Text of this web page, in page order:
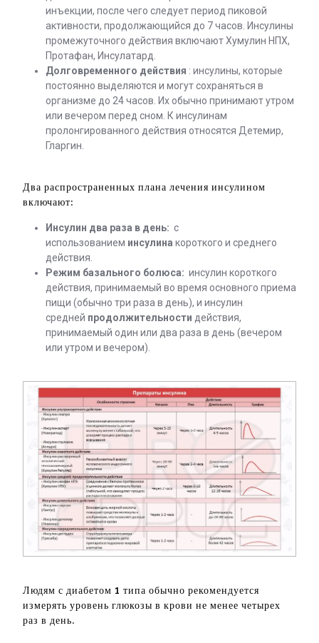
инъекции, после чего следует период пиковой
активности, продолжающийся до 7 часов. Инсулины
промежуточного действия включают Хумулин НПХ,
Протафан, Инсулатард.
Долговременного действия : инсулины, которые
постоянно выделяются и могут сохраняться в
организме до 24 часов. Их обычно принимают утром
или вечером перед сном. К инсулинам
пролонгированного действия относятся Детемир,
Гларгин.
Два распространенных плана лечения инсулином
включают:
Инсулин два раза в день: с
использованием инсулина короткого и среднего
действия.
Режим базального болюса: инсулин короткого
действия, принимаемый во время основного приема
пищи (обычно три раза в день), и инсулин
средней продолжительности действия,
принимаемый один или два раза в день (вечером
или утром и вечером).
Людям с диабетом 1 типа обычно рекомендуется
измерять уровень глюкозы в крови не менее четырех
раз в день.